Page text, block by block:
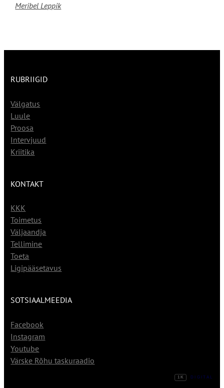
Meribel Leppik
RUBRIIGID
Välgatus
Luule
Proosa
Intervjuud
Kriitika
KONTAKT
KKK
Toimetus
Väljaandja
Tellimine
Toeta
Ligipääsetavus
SOTSIAALMEEDIA
Facebook
Instagram
Youtube
Värske Rõhu taskuraadio
1K DIGITAL